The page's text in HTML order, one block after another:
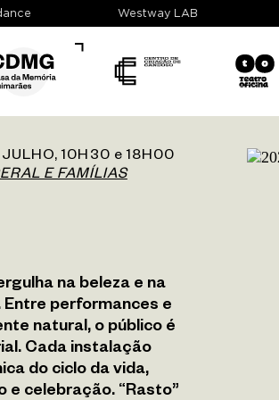
Westway LAB
10H30 e 18H00
E FAMÍLIAS
na beleza e na
performances e
natural, o público é
Cada instalação
do ciclo da vida,
celebração. “Rasto”